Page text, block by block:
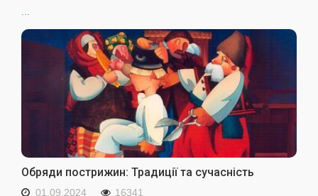
...
Обряди пострижин: Традиції та сучасність
01.09.2024 16341